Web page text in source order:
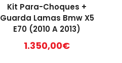
Kit Para-Choques +
Guarda Lamas Bmw X5
E70 (2010 A 2013)
1.350,00€